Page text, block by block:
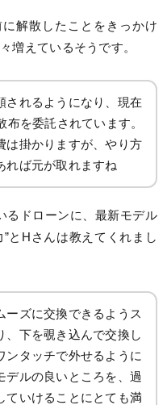
解散したことをきっかけ
増えているそうです。
されるようになり、現在
布を委託されています。
は掛かりますが、やり方
れば元が取れますね
るドローンに、最新モデル
とHさんは教えてくれまし
ーズに交換できるようス
、下を覗き込んで交換し
ンタッチで外せるように
デルの良いところを、過
ていけることにとても満